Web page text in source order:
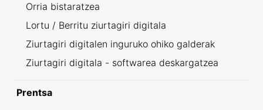
Orria bistaratzea
Lortu / Berritu ziurtagiri digitala
Ziurtagiri digitalen inguruko ohiko galderak
Ziurtagiri digitala - softwarea deskargatzea
Prentsa